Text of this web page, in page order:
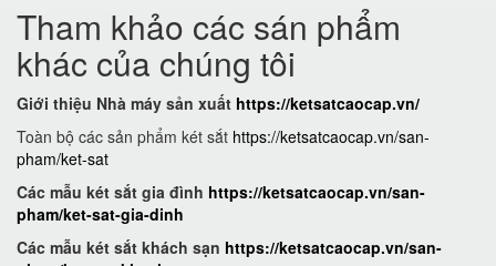
Tham khảo các sán phẩm
khác của chúng tôi
Giới thiệu Nhà máy sản xuất https://ketsatcaocap.vn/
Toàn bộ các sản phẩm két sắt https://ketsatcaocap.vn/san-
pham/ket-sat
Các mẫu két sắt gia đình https://ketsatcaocap.vn/san-
pham/ket-sat-gia-dinh
Các mẫu két sắt khách sạn https://ketsatcaocap.vn/san-